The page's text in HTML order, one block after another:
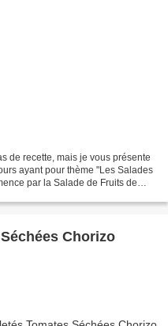
de recette, mais je vous présente
ayant pour thème "Les Salades
par la Salade de Fruits de
Chorizo